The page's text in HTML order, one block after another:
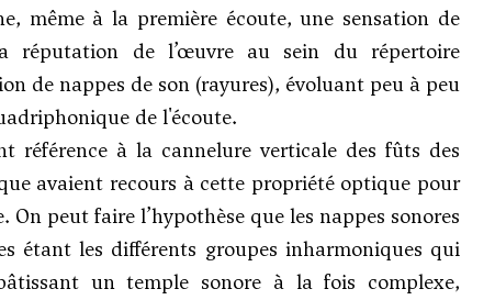
même à la première écoute, une sensation de
réputation de l’œuvre au sein du répertoire
de nappes de son (rayures), évoluant peu à peu
de l'écoute.
à la cannelure verticale des fûts des
avaient recours à cette propriété optique pour
peut faire l’hypothèse que les nappes sonores
étant les différents groupes inharmoniques qui
un temple sonore à la fois complexe,